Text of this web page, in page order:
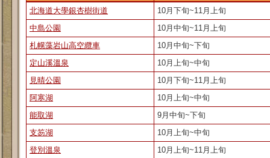
北海道大學銀杏樹街道
10月下旬~11月上旬
中島公園
10月中旬~11月上旬
札幌藻岩山高空纜車
10月中旬~下旬
定山溪溫泉
10月上旬~中旬
見晴公園
10月下旬~11月上旬
阿寒湖
10月上旬~中旬
能取湖
9月中旬~下旬
支笏湖
10月上旬~中旬
登別溫泉
10月上旬~11月上旬